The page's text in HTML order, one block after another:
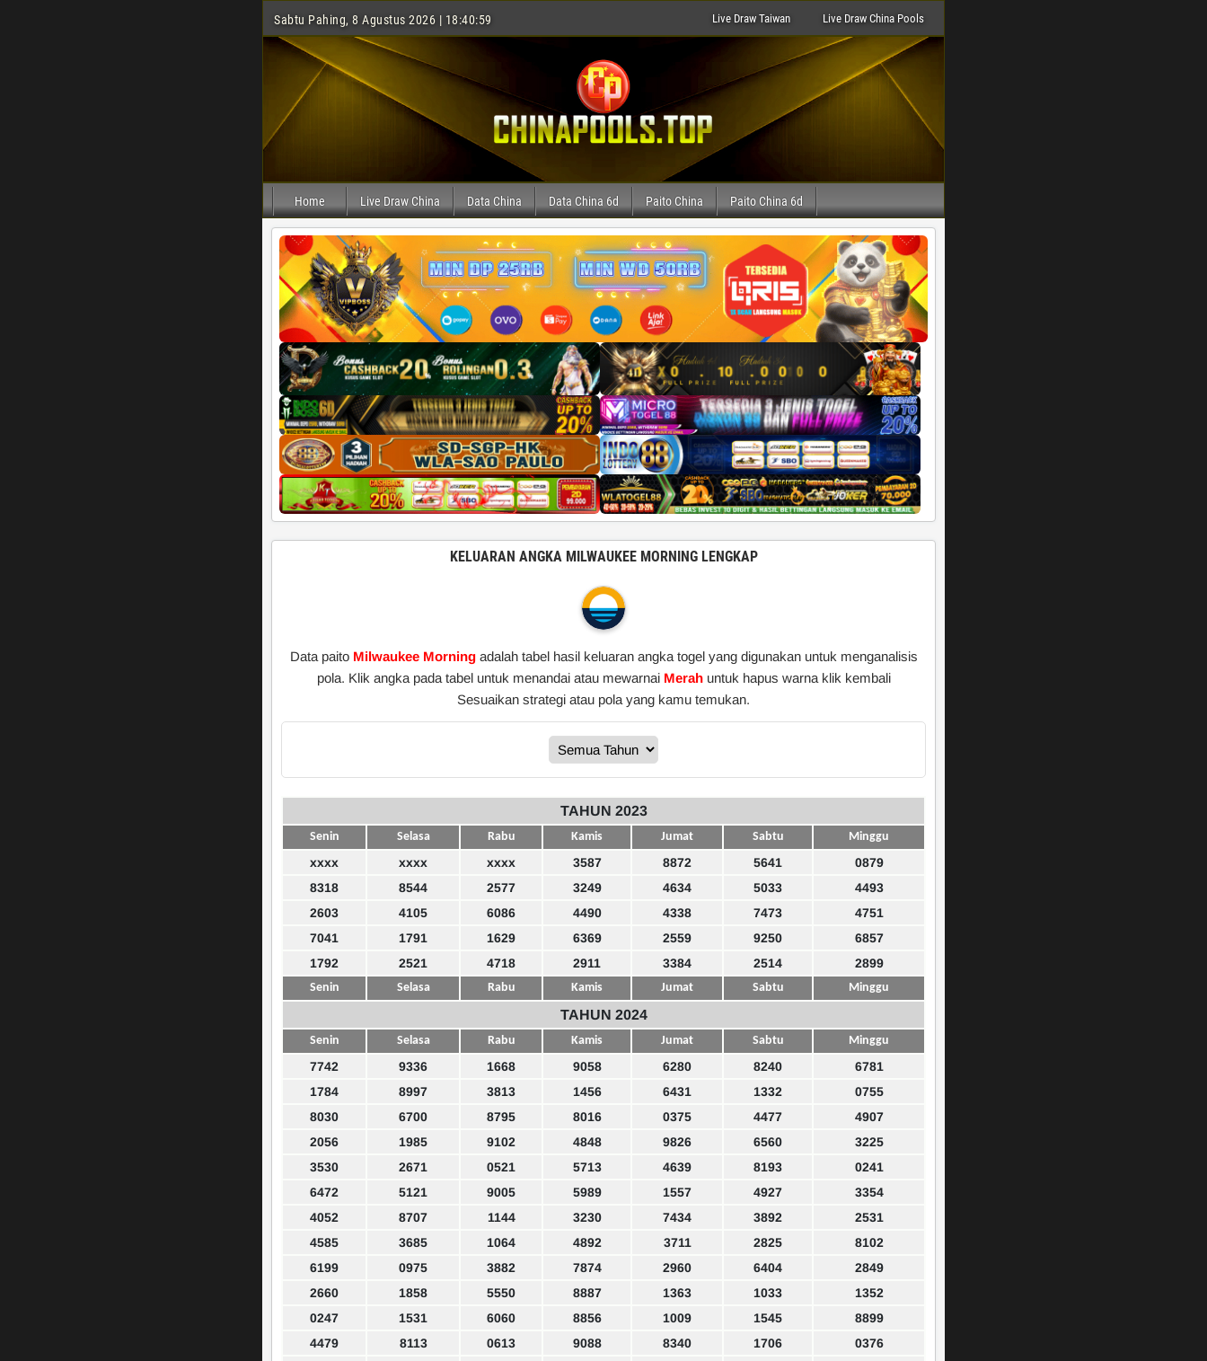
Sabtu Pahing, 8 Agustus 2026 | 18:41:00 Live Draw Taiwan Live Draw China Pools
Home Live Draw China Data China Data China 6d Paito China Paito China 6d
KELUARAN ANGKA MILWAUKEE MORNING LENGKAP
Data paito Milwaukee Morning adalah tabel hasil keluaran angka togel yang digunakan untuk menganalisis
pola. Klik angka pada tabel untuk menandai atau mewarnai Merahuntuk hapus warna klik kembali
Sesuaikan strategi atau pola yang kamu temukan.
TAHUN 2023
Senin Selasa Rabu Kamis Jumat Sabtu Minggu
xxxx xxxx xxxx 3587 8872 5641
0879
8318
8544 2577 3249 4634 5033
4493
2603
4105 6086 4490 4338 7473
4751
7041
1791 1629 6369 2559 9250
6857
1792
2521 4718 2911 3384 2514 2899
Senin Selasa Rabu Kamis Jumat Sabtu Minggu
TAHUN 2024
Senin Selasa Rabu Kamis Jumat Sabtu Minggu
7742 9336 1668 9058 6280 8240
6781
1784
8997 3813 1456 6431 1332
0755
8030
6700 8795 8016 0375 4477
4907
2056
1985 9102 4848 9826 6560
3225
3530
2671 0521 5713 4639 8193
0241
6472
5121 9005 5989 1557 4927
3354
4052
8707 1144 3230 7434 3892
2531
4585
3685 1064 4892 3711 2825
8102
6199
0975 3882 7874 2960 6404
2849
2660
1858 5550 8887 1363 1033
1352
0247
1531 6060 8856 1009 1545
8899
4479
8113 0613 9088 8340 1706
0376